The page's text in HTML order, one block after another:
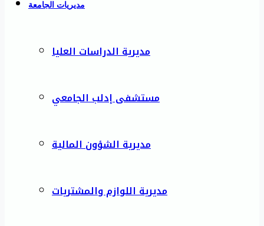
مديريات الجامعة
مديرية الدراسات العليا
مستشفى إدلب الجامعي
مديرية الشؤون المالية
مديرية اللوازم والمشتريات